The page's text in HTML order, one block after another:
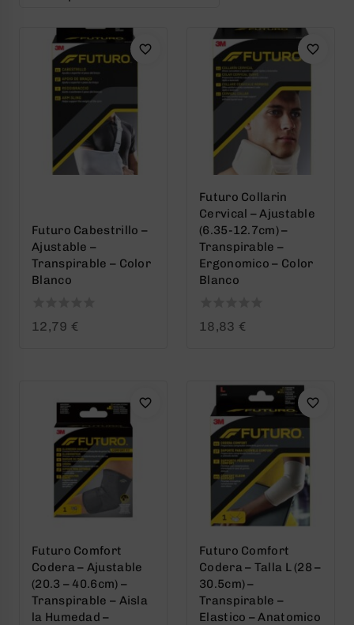
Futuro Cabestrillo –
Ajustable –
Transpirable – Color
Blanco
012,79 €
Futuro Collarin
Cervical – Ajustable
(6.35-12.7cm) –
Transpirable –
Ergonomico – Color
Blanco
018,83 €
Futuro Comfort
Codera – Ajustable
(20.3 – 40.6cm) –
Transpirable – Aisla
la Humedad –
Futuro Comfort
Codera – Talla L (28 –
30.5cm) –
Transpirable –
Elastico – Anatomico